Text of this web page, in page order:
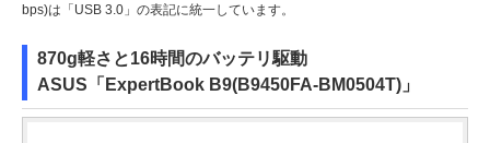
bps)は「USB 3.0」の表記に統一しています。
870g軽さと16時間のバッテリ駆動
ASUS「ExpertBook B9(B9450FA-BM0504T)」